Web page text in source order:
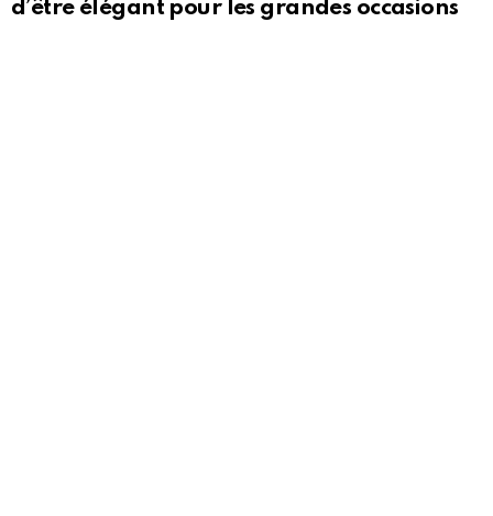
d’être élégant pour les grandes occasions